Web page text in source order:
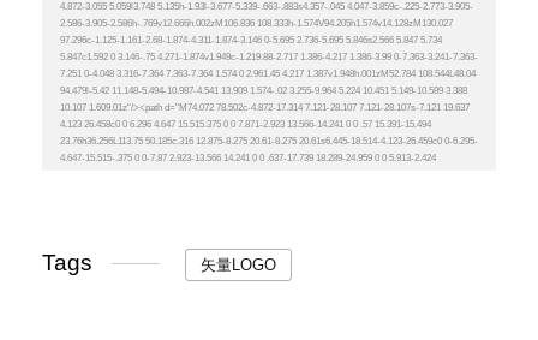
Tags 矢量LOGO